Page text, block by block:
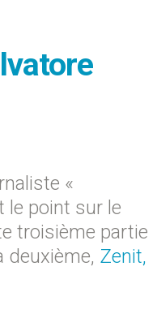
«
le point sur le
troisième partie
deuxième, Zenit,